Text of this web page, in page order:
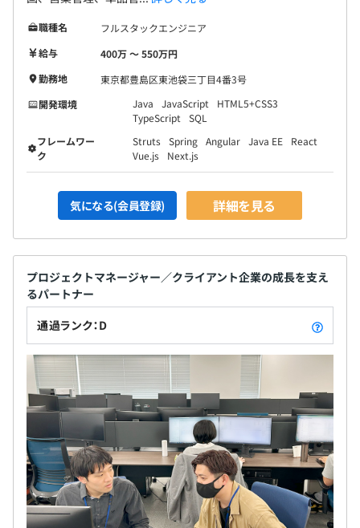
平均3名～7名で開発を行っております。
1プロジェクトの単位期間はおよそ3ヶ月〜1年くらいで
す。
職種名
フルスタックエンジニア
給与
400万 〜 550万円
勤務地
東京都豊島区東池袋三丁目4番3号
開発環境
Java JavaScript
HTML5+CSS3
TypeScript
SQL
フレームワー
ク
Struts Spring Angular Java EE
React
Vue.js
Next.js
気になる(会員登録) 詳細を見る
プロジェクトマネージャー／クライアント企業の成長を支え
るパートナー
通過ランク：D